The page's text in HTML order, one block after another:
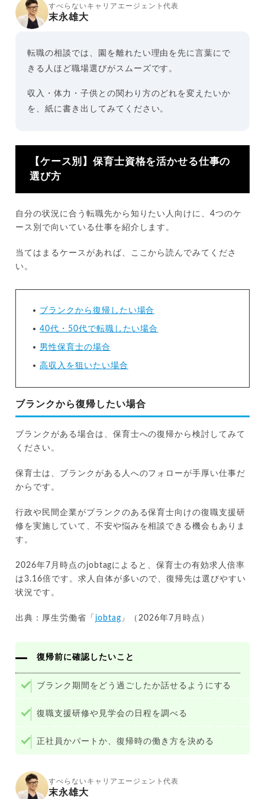
すべらないキャリアエージェント代表
末永雄大
転職の相談では、園を離れたい理由を先に言葉にで
きる人ほど職場選びがスムーズです。
収入・体力・子供との関わり方のどれを変えたいか
を、紙に書き出してみてください。
【ケース別】保育士資格を活かせる仕事の
選び方
自分の状況に合う転職先から知りたい人向けに、4つのケ
ース別で向いている仕事を紹介します。
当てはまるケースがあれば、ここから読んでみてくださ
い。
ブランクから復帰したい場合
40代・50代で転職したい場合
男性保育士の場合
高収入を狙いたい場合
ブランクから復帰したい場合
ブランクがある場合は、保育士への復帰から検討してみて
ください。
保育士は、ブランクがある人へのフォローが手厚い仕事だ
からです。
行政や民間企業がブランクのある保育士向けの復職支援研
修を実施していて、不安や悩みを相談できる機会もありま
す。
2026年7月時点のjobtagによると、保育士の有効求人倍率
は3.16倍です。求人自体が多いので、復帰先は選びやすい
状況です。
出典：厚生労働省「 jobtag 」（2026年7月時点）
復帰前に確認したいこと
ブランク期間をどう過ごしたか話せるようにする
復職支援研修や見学会の日程を調べる
正社員かパートか、復帰時の働き方を決める
すべらないキャリアエージェント代表
末永雄大